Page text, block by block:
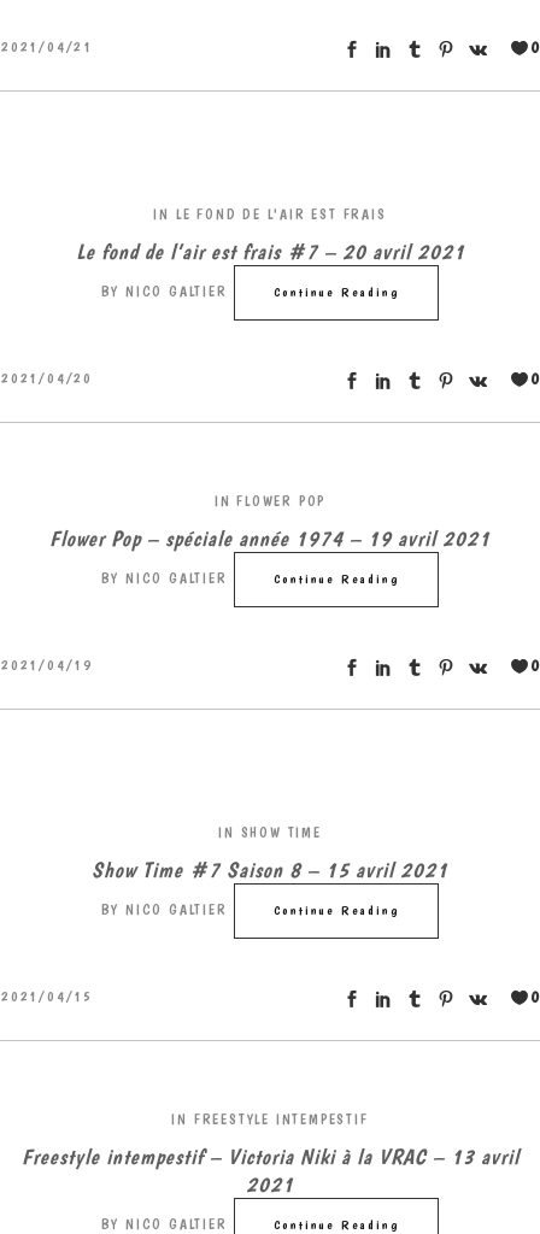
2021/04/21 0
IN LE FOND DE L'AIR EST FRAIS
Le fond de l’air est frais #7 – 20 avril 2021
BY NICO GALTIER Continue Reading
2021/04/20 0
IN FLOWER POP
Flower Pop – spéciale année 1974 – 19 avril 2021
BY NICO GALTIER Continue Reading
2021/04/19 0
IN SHOW TIME
Show Time #7 Saison 8 – 15 avril 2021
BY NICO GALTIER Continue Reading
2021/04/15 0
IN FREESTYLE INTEMPESTIF
Freestyle intempestif – Victoria Niki à la VRAC – 13 avril
2021
BY NICO GALTIER Continue Reading